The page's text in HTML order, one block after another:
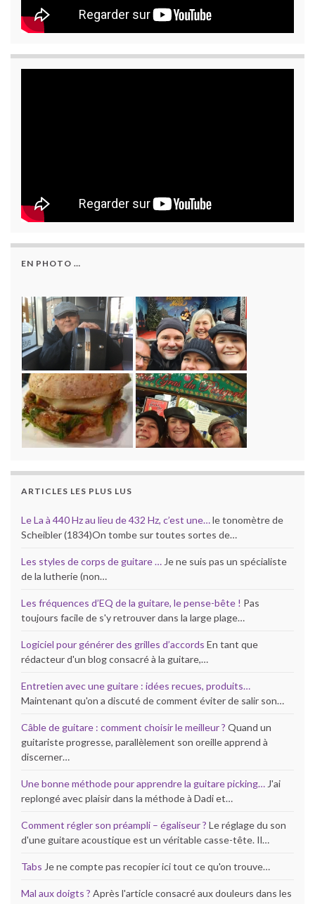
EN PHOTO …
ARTICLES LES PLUS LUS
Le La à 440 Hz au lieu de 432 Hz, c’est une…le tonomètre de
Scheibler (1834)On tombe sur toutes sortes de…
Les styles de corps de guitare … Je ne suis pas un spécialiste
de la lutherie (non…
Les fréquences d’EQ de la guitare, le pense-bête ! Pas
toujours facile de s'y retrouver dans la large plage…
Logiciel pour générer des grilles d’accords En tant que
rédacteur d'un blog consacré à la guitare,…
Entretien avec une guitare : idées recues, produits…
Maintenant qu'on a discuté de comment éviter de salir son…
Câble de guitare : comment choisir le meilleur ? Quand un
guitariste progresse, parallèlement son oreille apprend à
discerner…
Une bonne méthode pour apprendre la guitare picking… J'ai
replongé avec plaisir dans la méthode à Dadi et…
Comment régler son préampli – égaliseur ? Le réglage du son
d'une guitare acoustique est un véritable casse-tête. Il…
Tabs Je ne compte pas recopier ici tout ce qu'on trouve…
Mal aux doigts ? Après l'article consacré aux douleurs dans les